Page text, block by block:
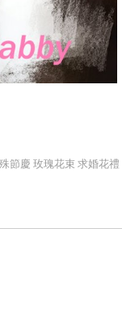
節慶 玫瑰花束 求婚花禮